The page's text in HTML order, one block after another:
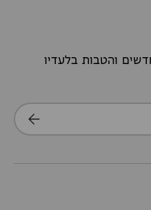
והטבות בלעדיו
הרשמה